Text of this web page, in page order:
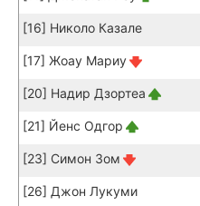
[16] Николо Казале
[17] Жоау Мариу
[20] Надир Дзортеа
[21] Йенс Одгор
[23] Симон Зом
[26] Джон Лукуми